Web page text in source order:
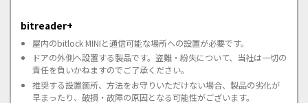
bitreader+
屋内のbitlock MINIと通信可能な場所への設置が必要です。
ドアの外側へ設置する製品です。盗難・紛失について、当社は一切の
責任を負いかねますのでご了承ください。
推奨する設置箇所、方法をお守りいただけない場合、製品の劣化が
早まったり、破損・故障の原因となる可能性がございます。